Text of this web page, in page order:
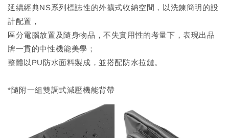
延續經典NS系列標誌性的外擴式收納空間，以洗鍊簡明的設
計配置，
區分電腦放置及隨身物品，不失實用性的考量下，表現出品
牌一貫的中性機能美學；
整體以PU防水面料製成，並搭配防水拉鏈。
*隨附一組雙調式減壓機能背帶